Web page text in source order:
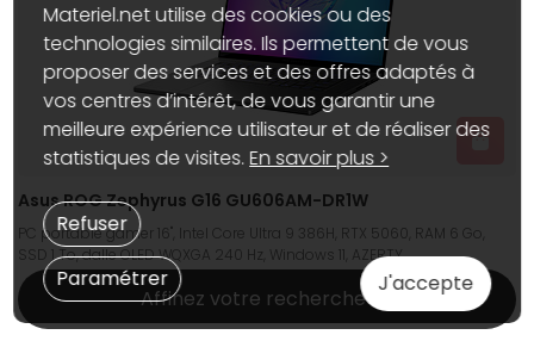
Asus ROG Zephyrus G16 GU606AM-DR1W
PC portable gamer 16", Intel Core Ultra 9 386H, RTX 5060, RAM 6 Go,
SSD 1 To, dalle OLED WQXGA 240 Hz, Windows 11, AZERTY
3 599€ 95
Dispo web :RuptureAffinez votre recherche
Materiel.net utilise des cookies ou des
technologies similaires. Ils permettent de vous
proposer des services et des offres adaptés à
vos centres d’intérêt, de vous garantir une
meilleure expérience utilisateur et de réaliser des
statistiques de visites.En savoir plus >
J'accepte
Paramétrer
Refuser